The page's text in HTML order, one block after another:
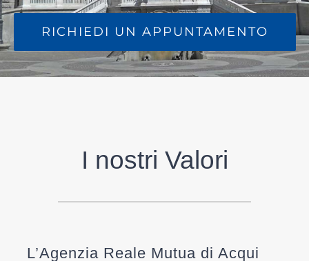
RICHIEDI UN APPUNTAMENTO
I nostri Valori
L’Agenzia Reale Mutua di Acqui